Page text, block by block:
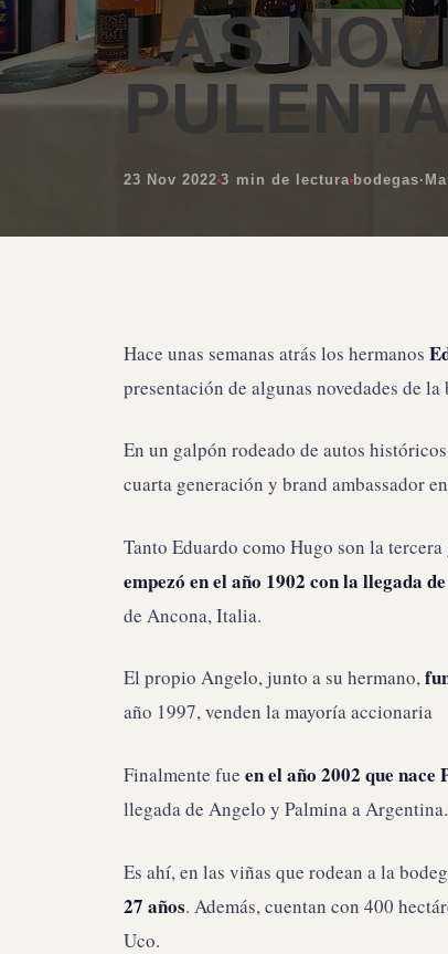
LAS
23 Nov 2022 3 min de lectura bodegas·
Hace unas semanas atrás los hermanos
presentación de algunas novedades de
En un galpón rodeado de autos
cuarta generación y brand ambassador
Tanto Eduardo como Hugo son la
empezó en el año 1902 con la llegada
de Ancona, Italia.
El propio Angelo, junto a su hermano,
año 1997, venden la mayoría accionaria
Finalmente fue en el año 2002 que nace
llegada de Angelo y Palmina a Argentina.
Es ahí, en las viñas que rodean a la
27 años. Además, cuentan con 400
Uco.